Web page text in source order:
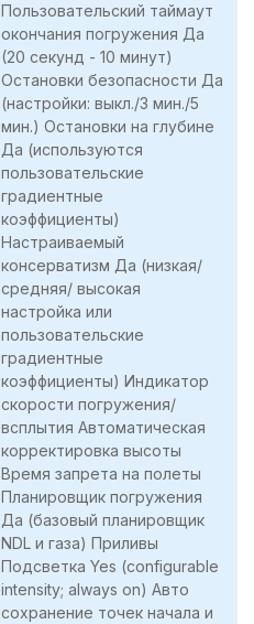
Пользовательский таймаут
окончания погружения Да
(20 секунд - 10 минут)
Остановки безопасности Да
(настройки: выкл./3 мин./5
мин.) Остановки на глубине
Да (используются
пользовательские
градиентные
коэффициенты)
Настраиваемый
консерватизм Да (низкая/
средняя/ высокая
настройка или
пользовательские
градиентные
коэффициенты) Индикатор
скорости погружения/
всплытия Автоматическая
корректировка высоты
Время запрета на полеты
Планировщик погружения
Да (базовый планировщик
NDL и газа) Приливы
Подсветка Yes (configurable
intensity; always on) Авто
сохранение точек начала и